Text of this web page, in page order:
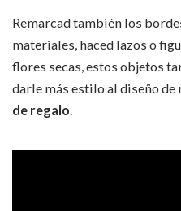
Remarcad también los
materiales, haced lazos o
flores secas, estos objetos
darle más estilo al diseño de
de regalo.